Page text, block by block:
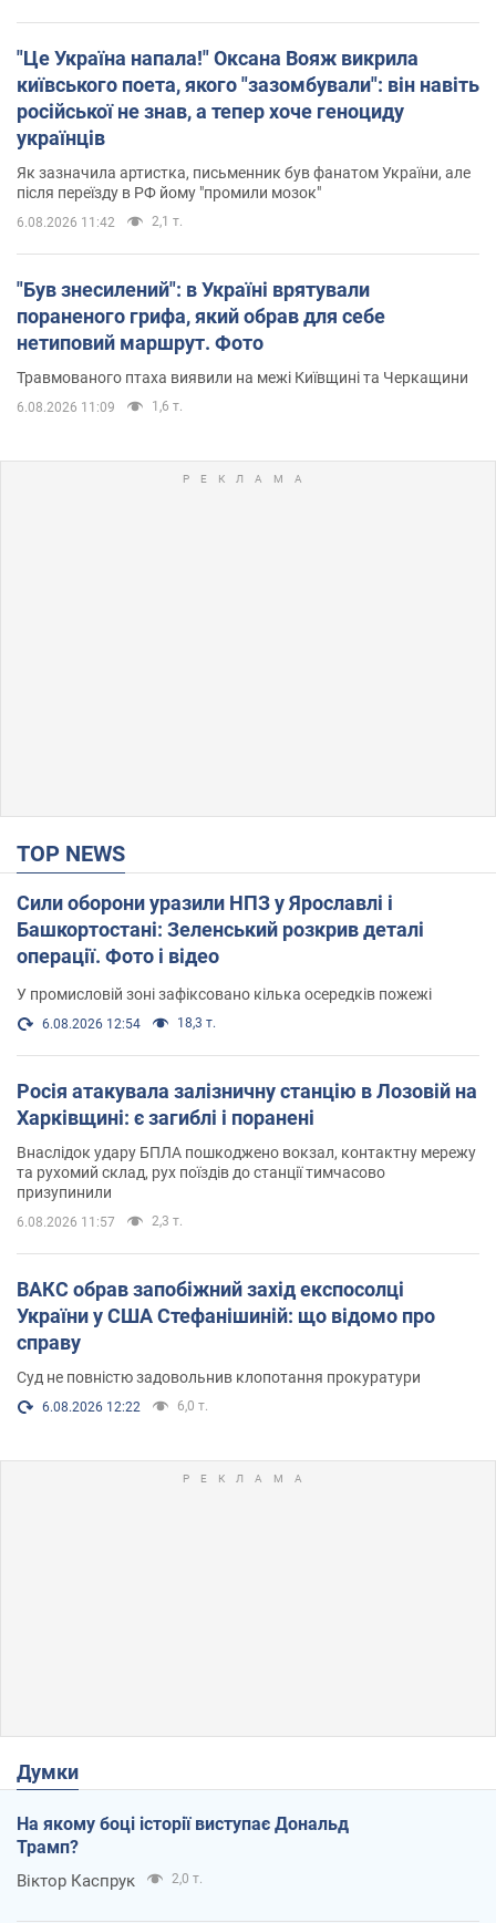
"Це Україна напала!" Оксана Вояж викрила
київського поета, якого "зазомбували": він навіть
російської не знав, а тепер хоче геноциду
українців
Як зазначила артистка, письменник був фанатом України, але
після переїзду в РФ йому "промили мозок"
6.08.2026 11:42 2,1 т.
"Був знесилений": в Україні врятували
пораненого грифа, який обрав для себе
нетиповий маршрут. Фото
Травмованого птаха виявили на межі Київщині та Черкащини
6.08.2026 11:09 1,6 т.
TOP NEWS
Сили оборони уразили НПЗ у Ярославлі і
Башкортостані: Зеленський розкрив деталі
операції. Фото і відео
У промисловій зоні зафіксовано кілька осередків пожежі
6.08.2026 12:54 18,3 т.
Росія атакувала залізничну станцію в Лозовій на
Харківщині: є загиблі і поранені
Внаслідок удару БПЛА пошкоджено вокзал, контактну мережу
та рухомий склад, рух поїздів до станції тимчасово
призупинили
6.08.2026 11:57 2,3 т.
ВАКС обрав запобіжний захід експосолці
України у США Стефанішиній: що відомо про
справу
Суд не повністю задовольнив клопотання прокуратури
6.08.2026 12:22 6,0 т.
Думки
На якому боці історії виступає Дональд
Трамп?
Віктор Каспрук 2,0 т.